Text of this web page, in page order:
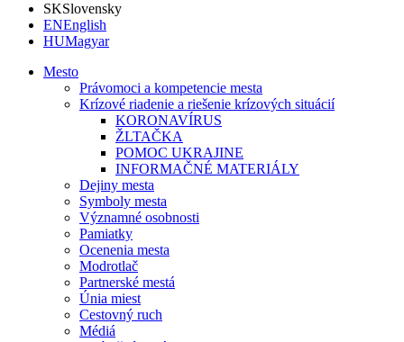
SKSlovensky
ENEnglish
HUMagyar
Mesto
Právomoci a kompetencie mesta
Krízové riadenie a riešenie krízových situácií
KORONAVÍRUS
ŽLTAČKA
POMOC UKRAJINE
INFORMAČNÉ MATERIÁLY
Dejiny mesta
Symboly mesta
Významné osobnosti
Pamiatky
Ocenenia mesta
Modrotlač
Partnerské mestá
Únia miest
Cestovný ruch
Médiá